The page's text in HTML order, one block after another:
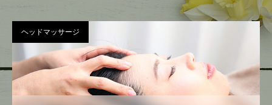
ヘッドマッサージ